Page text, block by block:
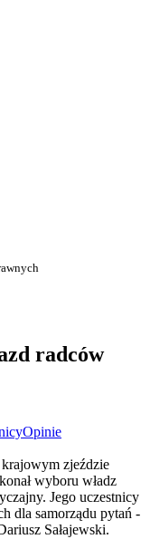
radców
Opinie
zjeździe
wyboru władz
Jego uczestnicy
dla samorządu pytań -
Sałajewski.